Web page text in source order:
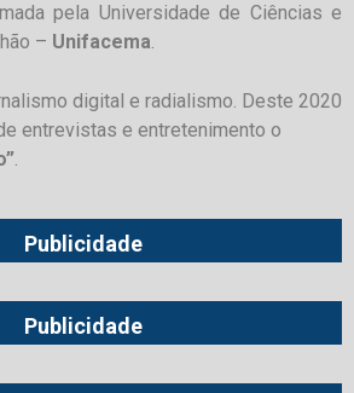
pela Universidade de Ciências e
– Unifacema.
digital e radialismo. Deste 2020
entrevistas e entretenimento o
Publicidade
Publicidade